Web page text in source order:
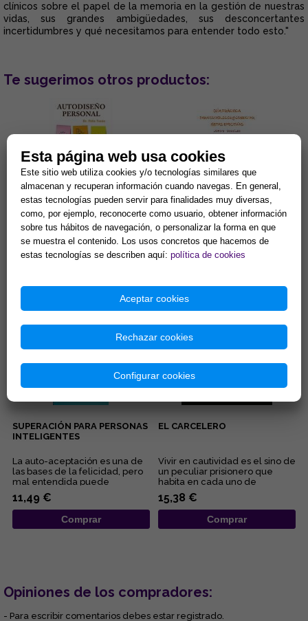
clínicos sobre el papel de la memoria en la gestión de nuestras
vidas, sus grandes ambigüedades, sus desconcertantes
incertidumbres y qué necesitamos para entender todo esto."
Te sugerimos otros productos:
AUTODISEÑO PERSONAL
Los conceptos de la ingeniería
tienen un gran campo de
d...
GUÍA PRÁCTICA PARA
ESTABLECER Y CONQUISTAR
METAS EFECTIVAS
Tus metas hablan de ti. No sólo
de quien eres HOY, sino de la
SUPERACIÓN PARA PERSONAS
INTELIGENTES
La auto-aceptación es una de
las bases de la felicidad, pero
mal entendida puede
llevarnos a un estado de apat...
11,49 €
Comprar
EL CARCELERO
Vivir en cautividad es el sino de
un peculiar prisionero que
habita en cada uno de
nosotros. Tras los barrotes...
15,38 €
Comprar
Opiniones de los compradores:
- Para escribir comentarios debes estar registrado.
Esta página web usa cookies
Este sitio web utiliza cookies y/o tecnologías similares que
almacenan y recuperan información cuando navegas. En general,
estas tecnologías pueden servir para finalidades muy diversas,
como, por ejemplo, reconocerte como usuario, obtener información
sobre tus hábitos de navegación, o personalizar la forma en que
se muestra el contenido. Los usos concretos que hacemos de
estas tecnologías se describen aquí: política de cookies
Aceptar cookies
Rechazar cookies
Configurar cookies